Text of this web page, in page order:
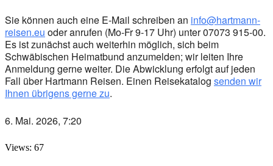
Sie können auch eine E-Mail schreiben an info@hartmann-
reisen.eu oder anrufen (Mo-Fr 9-17 Uhr) unter 07073 915-00.
Es ist zunächst auch weiterhin möglich, sich beim
Schwäbischen Heimatbund anzumelden; wir leiten Ihre
Anmeldung gerne weiter. Die Abwicklung erfolgt auf jeden
Fall über Hartmann Reisen. Einen Reisekatalog senden wir
Ihnen übrigens gerne zu.
6. Mai. 2026, 7:20
Views: 67